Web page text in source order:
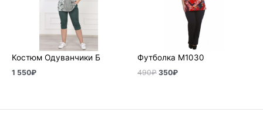
Костюм Одуванчики Б
1 550₽
Футболка М1030
490₽ 350₽